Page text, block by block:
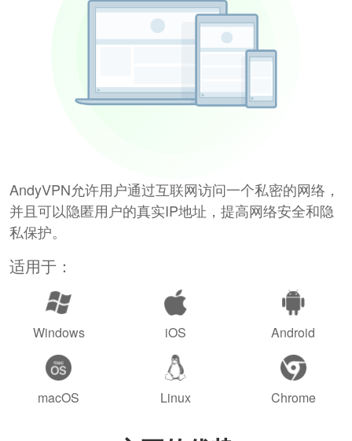
AndyVPN允许用户通过互联网访问一个私密的网络，
并且可以隐匿用户的真实IP地址，提高网络安全和隐
私保护。
适用于：
Windows iOS Android
macOS Linux Chrome